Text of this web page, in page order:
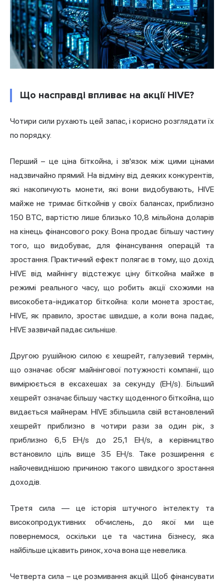
Що насправді впливає на акції HIVE?
Чотири сили рухають цей запас, і корисно розглядати їх
по порядку.
Перший – це ціна біткойна, і зв'язок між цими цінами
надзвичайно прямий. На відміну від деяких конкурентів,
які накопичують монети, які вони видобувають, HIVE
майже не тримає біткойнів у своїх балансах, приблизно
150 BTC, вартістю лише близько 10,8 мільйона доларів
на кінець фінансового року. Вона продає більшу частину
того, що видобуває, для фінансування операцій та
зростання. Практичний ефект полягає в тому, що дохід
HIVE від майнінгу відстежує ціну біткойна майже в
режимі реального часу, що робить акції схожими на
високобета-індикатор біткойна: коли монета зростає,
HIVE, як правило, зростає швидше, а коли вона падає,
HIVE зазвичай падає сильніше.
Другою рушійною силою є хешрейт, галузевий термін,
що означає обсяг майнінгової потужності компанії, що
вимірюється в ексахешах за секунду (EH/s). Більший
хешрейт означає більшу частку щоденного біткойна, що
видається майнерам. HIVE збільшила свій встановлений
хешрейт приблизно в чотири рази за один рік, з
приблизно 6,5 EH/s до 25,1 EH/s, а керівництво
встановило ціль вище 35 EH/s. Таке розширення є
найочевиднішою причиною такого швидкого зростання
доходів.
Третя сила — це історія штучного інтелекту та
високопродуктивних обчислень, до якої ми ще
повернемося, оскільки це та частина бізнесу, яка
найбільше цікавить ринок, хоча вона ще невелика.
Четверта сила – це розмивання акцій. Щоб фінансувати